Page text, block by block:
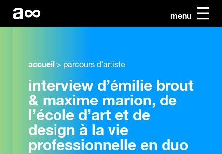
menu
accueil > parcours d'artiste
interview d’émilie brout
& maxime marion, de
l’école d’art et de
design à la vie
professionnelle en duo